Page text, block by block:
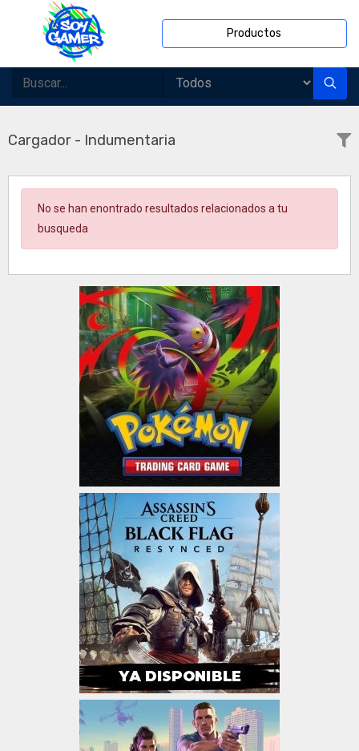
Productos
Cargador - Indumentaria
No se han enontrado resultados relacionados a tu
busqueda